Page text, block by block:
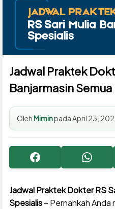
Jadwal Praktek
Banjarmasin
Oleh MiminpadaApril 23,
Facebook
Jadwal Praktek Dokter RS
Spesialis– Pernahkah Anda